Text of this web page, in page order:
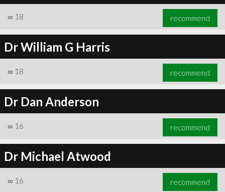
∞ 18 recommend
Dr William G Harris
∞ 18 recommend
Dr Dan Anderson
∞ 16 recommend
Dr Michael Atwood
∞ 16 recommend